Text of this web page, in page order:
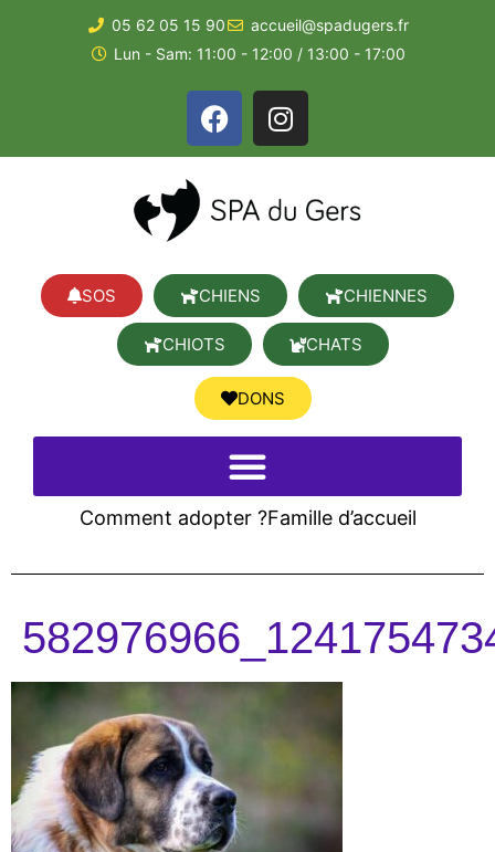
05 62 05 15 90
accueil@spadugers.fr
Lun - Sam: 11:00 - 12:00 / 13:00 - 17:00
SOS CHIENS CHIENNES
CHIOTS CHATS
DONS
Comment adopter ?Famille d’accueil